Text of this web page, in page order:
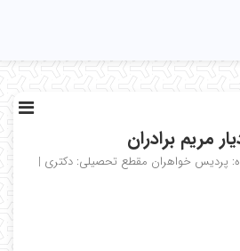
مریم برادران
پردیس خواهران مقطع تحصیلی: دکتری |